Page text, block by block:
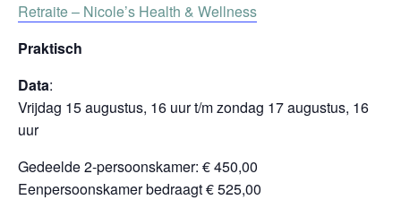
Retraite – Nicole’s Health & Wellness
Praktisch
Data:
Vrijdag 15 augustus, 16 uur t/m zondag 17 augustus, 16
uur
Gedeelde 2-persoonskamer: € 450,00
Eenpersoonskamer bedraagt € 525,00